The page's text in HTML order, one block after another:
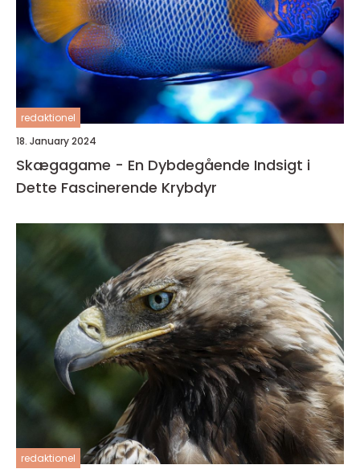
redaktionel
18. January 2024
Skægagame - En Dybdegående Indsigt i
Dette Fascinerende Krybdyr
redaktionel